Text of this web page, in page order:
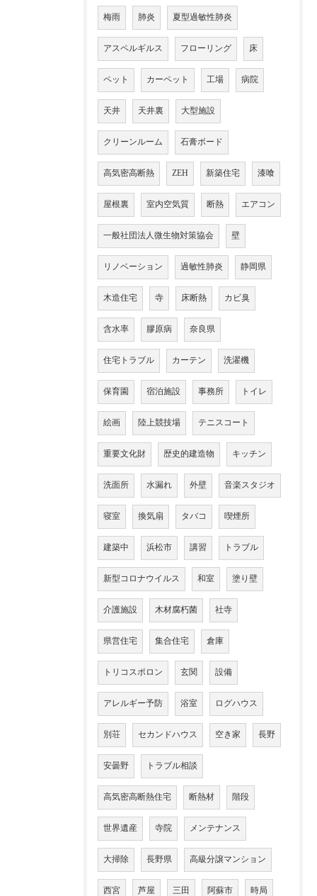
梅雨 肺炎 夏型過敏性肺炎
アスペルギルス フローリング 床
ペット カーペット 工場 病院
天井 天井裏 大型施設
クリーンルーム 石膏ボード
高気密高断熱 ZEH 新築住宅 漆喰
屋根裏 室内空気質 断熱 エアコン
一般社団法人微生物対策協会 壁
リノベーション 過敏性肺炎 静岡県
木造住宅 寺 床断熱 カビ臭
含水率 膠原病 奈良県
住宅トラブル カーテン 洗濯機
保育園 宿泊施設 事務所 トイレ
絵画 陸上競技場 テニスコート
重要文化財 歴史的建造物 キッチン
洗面所 水漏れ 外壁 音楽スタジオ
寝室 換気扇 タバコ 喫煙所
建築中 浜松市 講習 トラブル
新型コロナウイルス 和室 塗り壁
介護施設 木材腐朽菌 社寺
県営住宅 集合住宅 倉庫
トリコスポロン 玄関 設備
アレルギー予防 浴室 ログハウス
別荘 セカンドハウス 空き家 長野
安曇野 トラブル相談
高気密高断熱住宅 断熱材 階段
世界遺産 寺院 メンテナンス
大掃除 長野県 高級分譲マンション
西宮 芦屋 三田 阿蘇市 時局